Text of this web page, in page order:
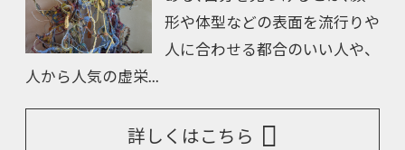
形や体型などの表面を流行りや
人に合わせる都合のいい人や、
人から人気の虚栄...
詳しくはこちら